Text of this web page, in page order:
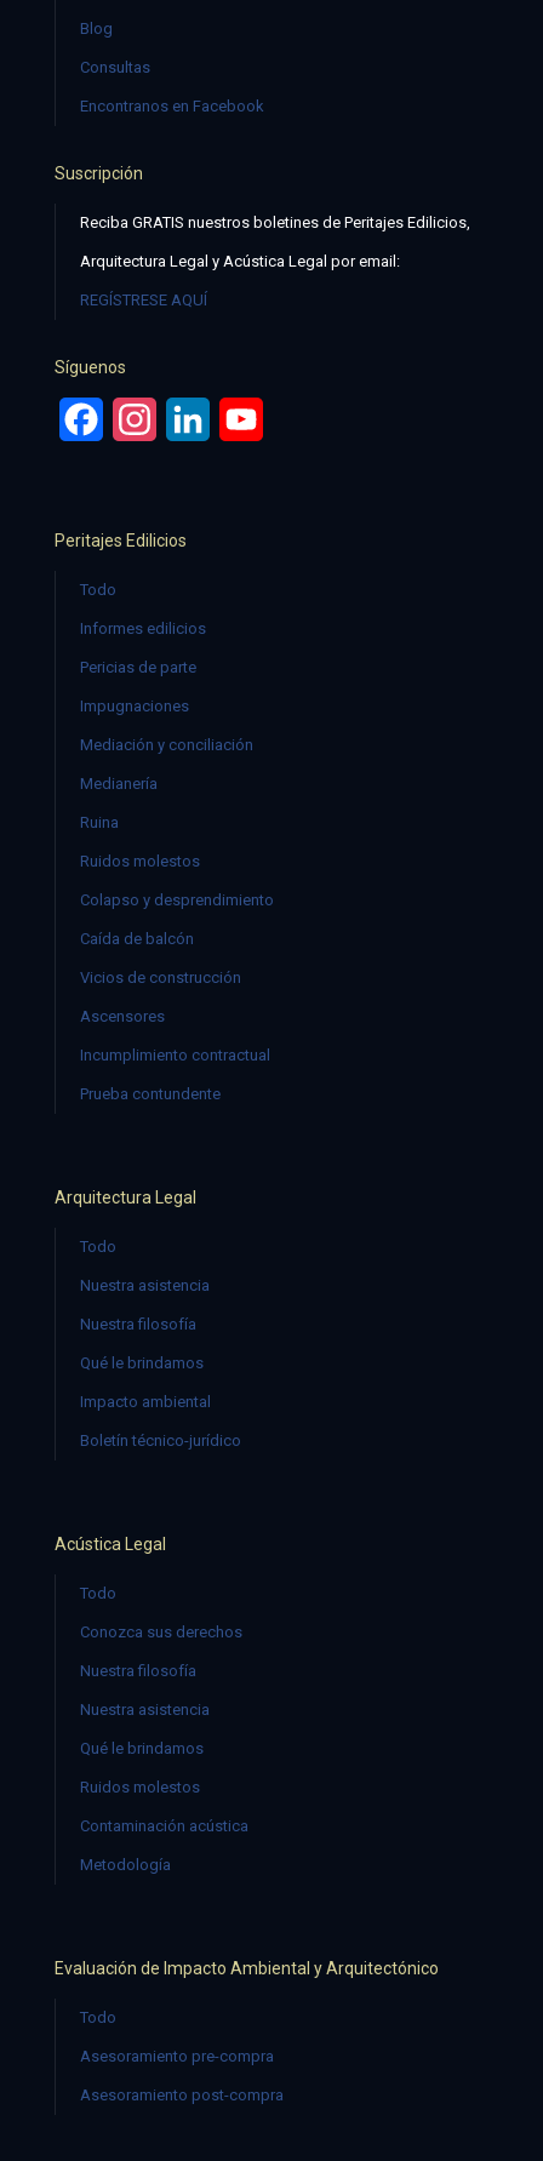
Blog
Consultas
Encontranos en Facebook
Suscripción
Reciba GRATIS nuestros boletines de Peritajes Edilicios,
Arquitectura Legal y Acústica Legal por email:
REGÍSTRESE AQUÍ
Síguenos
FacebookInstagramLinkedIn
Peritajes Edilicios
Todo
Informes edilicios
Pericias de parte
Impugnaciones
Mediación y conciliación
Medianería
Ruina
Ruidos molestos
Colapso y desprendimiento
Caída de balcón
Vicios de construcción
Ascensores
Incumplimiento contractual
Prueba contundente
Arquitectura Legal
Todo
Nuestra asistencia
Nuestra filosofía
Qué le brindamos
Impacto ambiental
Boletín técnico-jurídico
Acústica Legal
Todo
Conozca sus derechos
Nuestra filosofía
Nuestra asistencia
Qué le brindamos
Ruidos molestos
Contaminación acústica
Metodología
Evaluación de Impacto Ambiental y Arquitectónico
Todo
Asesoramiento pre-compra
Asesoramiento post-compra